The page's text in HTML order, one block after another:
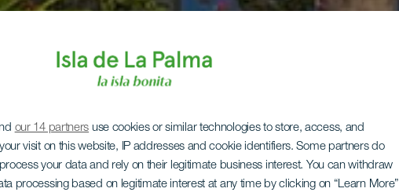
our 14 partners use cookies or similar technologies to store, access, and
visit on this website, IP addresses and cookie identifiers. Some partners do
your data and rely on their legitimate business interest. You can withdraw
processing based on legitimate interest at any time by clicking on “Learn More”